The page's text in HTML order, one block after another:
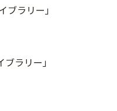
ラリー」
ラリー」